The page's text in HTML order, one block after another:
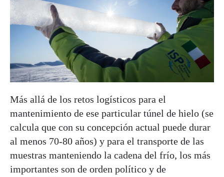
Más allá de los retos logísticos para el
mantenimiento de ese particular túnel de hielo (se
calcula que con su concepción actual puede durar
al menos 70-80 años) y para el transporte de las
muestras manteniendo la cadena del frío, los más
importantes son de orden político y de